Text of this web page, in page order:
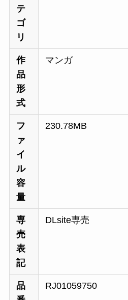
テ
ゴ
リ
作
品
形
式
マンガ
フ
ァ
イ
ル
容
量
230.78MB
専
売
表
記
DLsite専売
品
RJ01059750